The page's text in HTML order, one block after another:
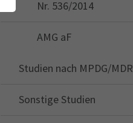
Nr. 536/2014
AMG aF
Studien nach MPDG/MDR
Sonstige Studien